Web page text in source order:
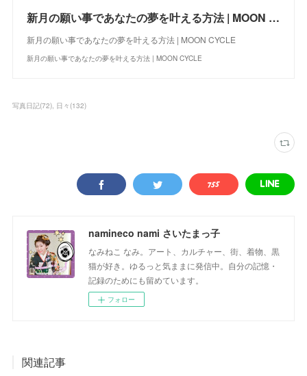
新月の願い事であなたの夢を叶える方法 | MOON CYCLE
新月の願い事であなたの夢を叶える方法 | MOON CYCLE
新月の願い事であなたの夢を叶える方法 | MOON CYCLE
写真日記(72) 日々 (132)
namineco nami さいたまっ子
なみねこ なみ。アート、カルチャー、街、着物、黒
猫が好き。ゆるっと気ままに発信中。自分の記憶・
記録のためにも留めています。
フォロー
関連記事